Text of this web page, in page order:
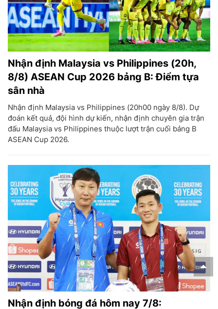
Nhận định Malaysia vs Philippines (20h,
8/8) ASEAN Cup 2026 bảng B: Điểm tựa
sân nhà
Nhận định Malaysia vs Philippines (20h00 ngày 8/8). Dự
đoán kết quả, đội hình dự kiến, nhận định chuyên gia trận
đấu Malaysia vs Philippines thuộc lượt trận cuối bảng B
ASEAN Cup 2026.
Nhận định bóng đá hôm nay 7/8: